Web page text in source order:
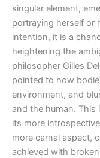
singular element,
portraying herself or
intention, it is a
heightening the
philosopher Gilles
pointed to how
environment, and
and the human. This
its more
more carnal aspect,
achieved with